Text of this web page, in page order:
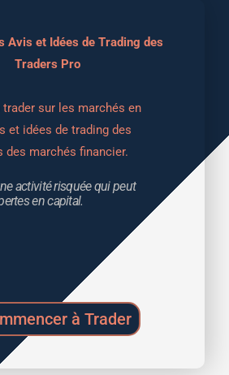
Avis et Idées de Trading des
Traders Pro
sur les marchés en
et idées de trading des
des marchés financier.
activité risquée qui peut
en capital.
à Trader